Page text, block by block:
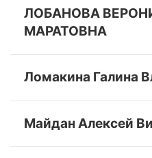
ЛОБАНОВА
МАРАТОВНА
Ломакина Галина
Майдан Алексей